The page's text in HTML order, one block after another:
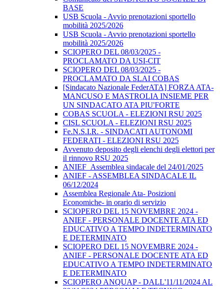
BASE
USB Scuola - Avvio prenotazioni sportello
mobilità 2025/2026
USB Scuola - Avvio prenotazioni sportello
mobilità 2025/2026
SCIOPERO DEL 08/03/2025 -
PROCLAMATO DA USI-CIT
SCIOPERO DEL 08/03/2025 -
PROCLAMATO DA SLAI COBAS
[Sindacato Nazionale FederATA] FORZA ATA-
MANCUSO E MASTROLIA INSIEME PER
UN SINDACATO ATA PIU'FORTE
COBAS SCUOLA - ELEZIONI RSU 2025
CISL SCUOLA - ELEZIONI RSU 2025
Fe.N.S.I.R. - SINDACATI AUTONOMI
FEDERATI - ELEZIONI RSU 2025
Avvenuto deposito degli elenchi degli elettori per
il rinnovo RSU 2025
ANIEF_Assemblea sindacale del 24/01/2025
ANIEF - ASSEMBLEA SINDACALE IL
06/12/2024
Assemblea Regionale Ata- Posizioni
Economiche- in orario di servizio
SCIOPERO DEL 15 NOVEMBRE 2024 -
ANIEF - PERSONALE DOCENTE ATA ED
EDUCATIVO A TEMPO INDETERMINATO
E DETERMINATO
SCIOPERO DEL 15 NOVEMBRE 2024 -
ANIEF - PERSONALE DOCENTE ATA ED
EDUCATIVO A TEMPO INDETERMINATO
E DETERMINATO
SCIOPERO ANQUAP - DALL'11/11/2024 AL